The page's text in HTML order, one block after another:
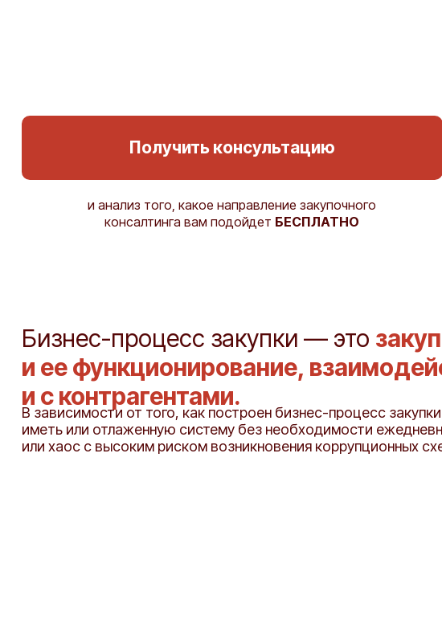
и анализ того, какое направление закупочного
консалтинга вам подойдет БЕСПЛАТНО
Получить консультацию
Бизнес-процесс закупки — это
и ее функционирование,
и с контрагентами.
В зависимости от того, как построен бизнес-процесс
иметь или отлаженную систему без необходимости
или хаос с высоким риском возникновения коррупционных